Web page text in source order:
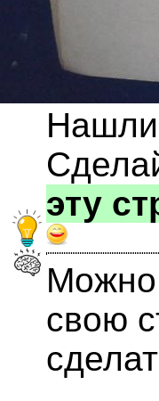
Нашли
эту
Можно
свою